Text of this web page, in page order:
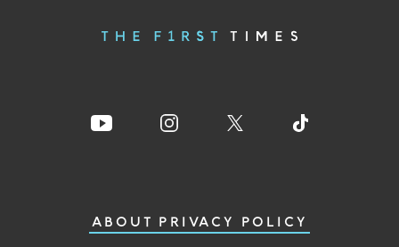
ABOUT PRIVACY POLICY